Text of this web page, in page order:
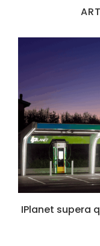
IPlanet supera